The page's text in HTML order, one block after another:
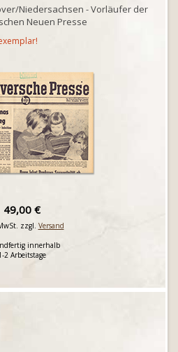
Niedersachsen - Vorläufer der
Neuen Presse
49,00 €
zzgl. Versand
innerhalb
2 Arbeitstage